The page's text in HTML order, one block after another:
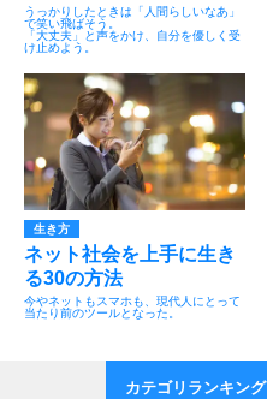
うっかりしたときは「人間らしいなあ」
で笑い飛ばそう。
「大丈夫」と声をかけ、自分を優しく受
け止めよう。
生き方
ネット社会を上手に生き
る30の方法
今やネットもスマホも、現代人にとって
当たり前のツールとなった。
カテゴリランキング